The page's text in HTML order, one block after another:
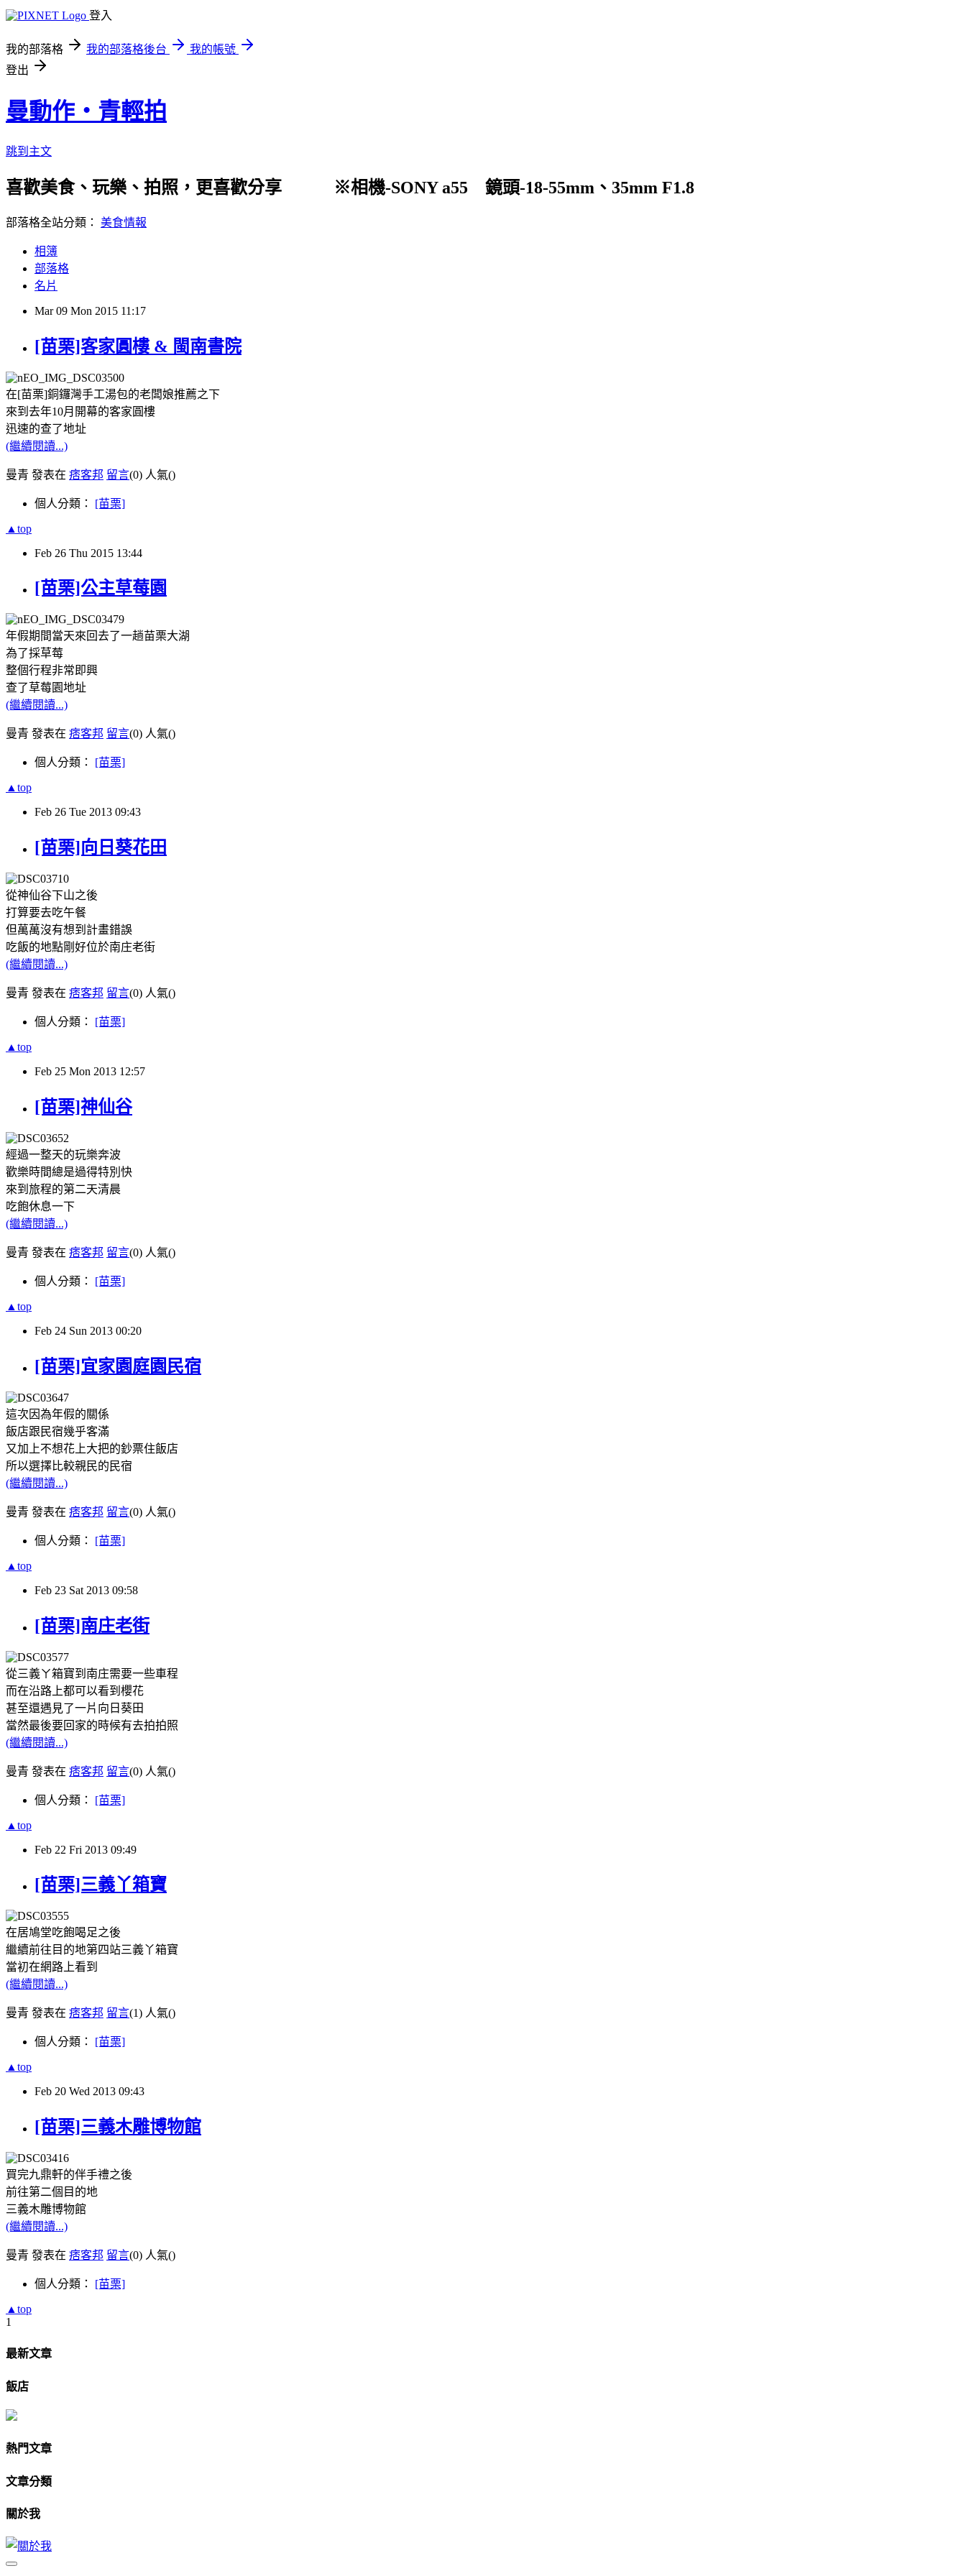
登入
我的部落格 我的部落格後台
我的帳號
登出
曼動作‧青輕拍
跳到主文
喜歡美食、玩樂、拍照，更喜歡分享 ※相機-SONY a55 鏡頭-18-55mm、35mm F1.8
部落格全站分類： 美食情報
相簿
部落格
名片
Mar 09 Mon 2015 11:17
[苗栗]客家圓樓 & 閩南書院
在[苗栗]銅鑼灣手工湯包的老闆娘推薦之下
來到去年10月開幕的客家圓樓
迅速的查了地址
(繼續閱讀...)
曼青 發表在 痞客邦 留言(0) 人氣()
個人分類： [苗栗]
▲top
Feb 26 Thu 2015 13:44
[苗栗]公主草莓園
年假期間當天來回去了一趟苗栗大湖
為了採草莓
整個行程非常即興
查了草莓園地址
(繼續閱讀...)
曼青 發表在 痞客邦 留言(0) 人氣()
個人分類： [苗栗]
▲top
Feb 26 Tue 2013 09:43
[苗栗]向日葵花田
從神仙谷下山之後
打算要去吃午餐
但萬萬沒有想到計畫錯誤
吃飯的地點剛好位於南庄老街
(繼續閱讀...)
曼青 發表在 痞客邦 留言(0) 人氣()
個人分類： [苗栗]
▲top
Feb 25 Mon 2013 12:57
[苗栗]神仙谷
經過一整天的玩樂奔波
歡樂時間總是過得特別快
來到旅程的第二天清晨
吃飽休息一下
(繼續閱讀...)
曼青 發表在 痞客邦 留言(0) 人氣()
個人分類： [苗栗]
▲top
Feb 24 Sun 2013 00:20
[苗栗]宜家園庭園民宿
這次因為年假的關係
飯店跟民宿幾乎客滿
又加上不想花上大把的鈔票住飯店
所以選擇比較親民的民宿
(繼續閱讀...)
曼青 發表在 痞客邦 留言(0) 人氣()
個人分類： [苗栗]
▲top
Feb 23 Sat 2013 09:58
[苗栗]南庄老街
從三義ㄚ箱寶到南庄需要一些車程
而在沿路上都可以看到櫻花
甚至還遇見了一片向日葵田
當然最後要回家的時候有去拍拍照
(繼續閱讀...)
曼青 發表在 痞客邦 留言(0) 人氣()
個人分類： [苗栗]
▲top
Feb 22 Fri 2013 09:49
[苗栗]三義丫箱寶
在居鳩堂吃飽喝足之後
繼續前往目的地第四站三義丫箱寶
當初在網路上看到
(繼續閱讀...)
曼青 發表在 痞客邦 留言(1) 人氣()
個人分類： [苗栗]
▲top
Feb 20 Wed 2013 09:43
[苗栗]三義木雕博物館
買完九鼎軒的伴手禮之後
前往第二個目的地
三義木雕博物館
(繼續閱讀...)
曼青 發表在 痞客邦 留言(0) 人氣()
個人分類： [苗栗]
▲top
1
最新文章
飯店
熱門文章
文章分類
關於我